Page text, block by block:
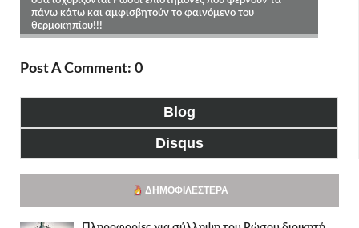
Post A Comment: 0
Blog
Disqus
ΔΗΜΟΦΙΛΈΣΤΕΡΑ